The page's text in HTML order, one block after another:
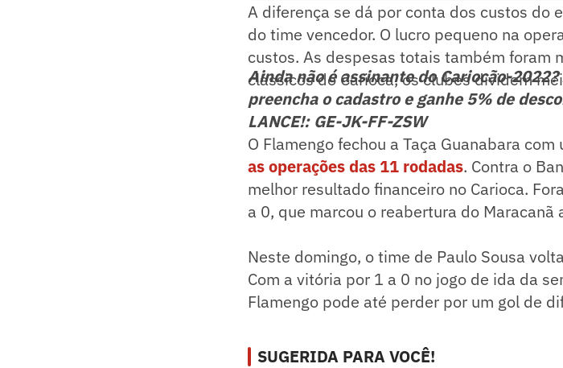
A diferença se dá por conta dos custos do
do time vencedor. O lucro pequeno na
custos. As despesas totais também foram
clássicos do Carioca, os clubes dividem
Ainda não é assinante do Cariocão-
preencha o cadastro e ganhe 5% de
LANCE!: GE-JK-FF-ZSW
O Flamengo fechou a Taça Guanabara com
as operações das 11 rodadas. Contra o
melhor resultado financeiro no Carioca.
a 0, que marcou o reabertura do Maracanã
Neste domingo, o time de Paulo Sousa
Com a vitória por 1 a 0 no jogo de ida da
Flamengo pode até perder por um gol de
SUGERIDA PARA VOCÊ!